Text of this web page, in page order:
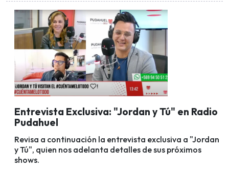
Entrevista Exclusiva: "Jordan y Tú" en Radio
Pudahuel
Revisa a continuación la entrevista exclusiva a "Jordan
y Tú", quien nos adelanta detalles de sus próximos
shows.